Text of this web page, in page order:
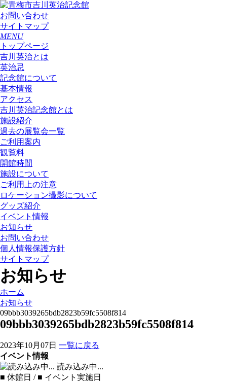
お問い合わせ
サイトマップ
MENU
トップページ
吉川英治とは
英治忌
記念館について
基本情報
アクセス
吉川英治記念館とは
施設紹介
過去の展覧会一覧
ご利用案内
観覧料
開館時間
施設について
ご利用上の注意
ロケーション撮影について
グッズ紹介
イベント情報
お知らせ
お問い合わせ
個人情報保護方針
サイトマップ
お知らせ
ホーム
お知らせ
09bbb3039265bdb2823b59fc5508f814
09bbb3039265bdb2823b59fc5508f814
2023年10月07日 一覧に戻る
イベント情報
読み込み中...
■ 休館日 / ■ イベント実施日